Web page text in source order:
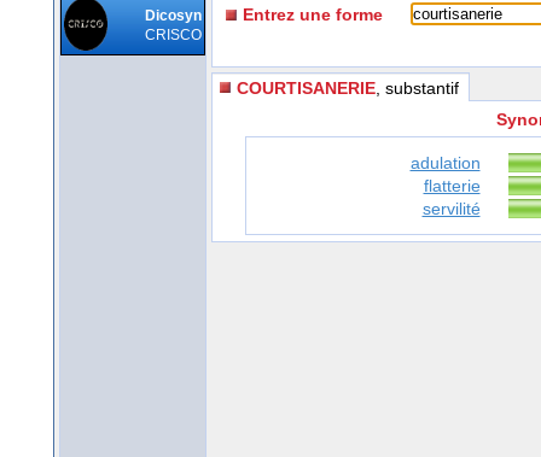
Dicosyn
CRISCO
Entrez une forme
COURTISANERIE , substantif
adulation
flatterie
servilité